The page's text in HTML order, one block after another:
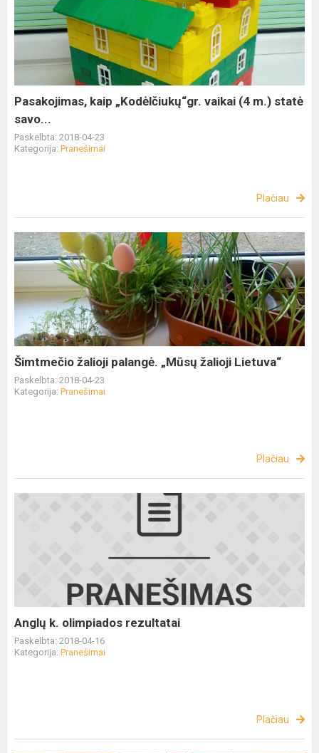
Pasakojimas, kaip „Kodėlčiukų“gr. vaikai (4 m.) statė
savo...
Paskelbta: 2018-04-23
Kategorija: Pranešimai
Plačiau
Šimtmečio žalioji palangė. „Mūsų žalioji Lietuva“
Paskelbta: 2018-04-23
Kategorija: Pranešimai
Plačiau
Anglų k. olimpiados rezultatai
Paskelbta: 2018-04-16
Kategorija: Pranešimai
Plačiau